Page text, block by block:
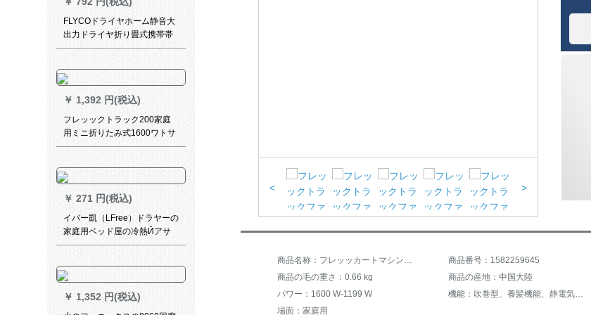
FLYCOドライヤホーム静音大
出力ドライヤ折り畳式携帯帯
ドライヤFH 6229
￥ 1,392 円(税込)
フレッックトラック200家庭
用ミニ折りたみ式1600ワトサ
ットモスタッカート大出力大
￥ 271 円(税込)
イバー凱（LFree）ドラヤーの
家庭用ベッド屋の冷熱Ӣアサ
ロンの大きさのパワドレヤは
す。女性は五つの赠り物とパ
マを赠ります。
￥ 1,352 円(税込)
< >
商品名称：フレッッカートマシン家庭用大出力SPA柔护科学技术マイナイオン养护ドライヤバレルBHC 111/05 商品番号：1582259645
商品の毛の重さ：0.66 kg
商品の産地：中国大陸
パワー：1600 W-1199 W
機能：吹巻型、養髪機能、静電気防止、折りたたむことができます。
場面：家庭用